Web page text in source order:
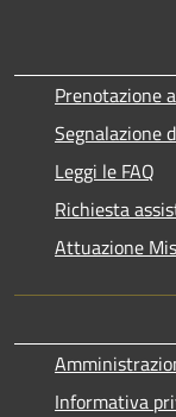
Prenotazione
Segnalazione
Leggi le FAQ
Richiesta
Attuazione
Informativa